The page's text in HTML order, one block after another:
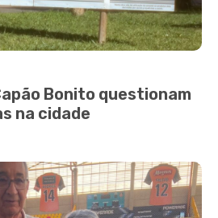
Bonito questionam
na cidade